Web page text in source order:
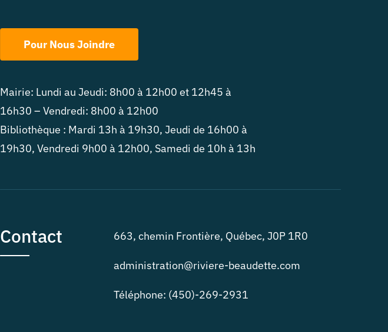
Pour Nous Joindre
Mairie: Lundi au Jeudi: 8h00 à 12h00 et 12h45 à
16h30 – Vendredi: 8h00 à 12h00
Bibliothèque : Mardi 13h à 19h30, Jeudi de 16h00 à
19h30, Vendredi 9h00 à 12h00, Samedi de 10h à 13h
Contact 663, chemin Frontière, Québec, J0P 1R0
administration@riviere-beaudette.com
Téléphone: (450)-269-2931